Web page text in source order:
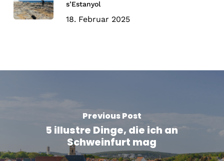
s’Estanyol
18. Februar 2025
Previous Post
5 illustre Dinge, die ich an
Schweinfurt mag